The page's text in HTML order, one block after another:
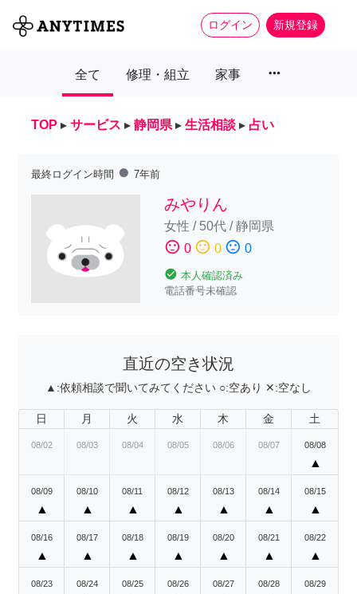
ログイン 新規登録
全て 修理・組立 家事 more_horiz
TOP ▸ サービス ▸ 静岡県 ▸ 生活相談 ▸ 占い
最終ログイン時間 fiber_manual_record 7年前
みやりん
女性 / 50代/静岡県
sentiment_satisfied 0 sentiment_neutral 0 sentiment_dissatisfied 0
check_circle 本人確認済み
電話番号未確認
直近の空き状況
▲:依頼相談で聞いてみてください ○:空あり ✕:空なし
日 月 火 水 木 金 土
08/02 08/03 08/04 08/05 08/06 08/07 08/08
▲
08/09
▲
08/10
▲
08/11
▲
08/12
▲
08/13
▲
08/14
▲
08/15
▲
08/16
▲
08/17
▲
08/18
▲
08/19
▲
08/20
▲
08/21
▲
08/22
▲
08/23 08/24 08/25 08/26 08/27 08/28 08/29